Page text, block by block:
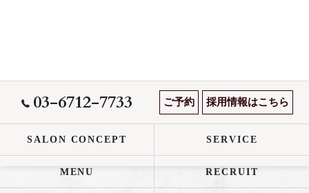
03-6712-7733 ご予約 採用情報はこちら
SALON CONCEPT SERVICE
MENU RECRUIT